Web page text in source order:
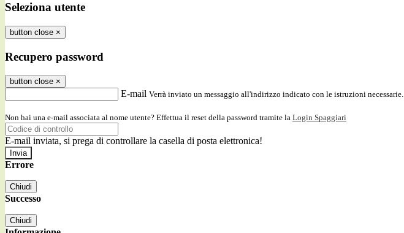
Seleziona utente
button close ×
Recupero password
button close ×
E-mail Verrà inviato un messaggio all'indirizzo indicato con le istruzioni necessarie.
Non hai una e-mail associata al nome utente? Effettua il reset della password tramite la Login Spaggiari
E-mail inviata, si prega di controllare la casella di posta elettronica!
Errore
Chiudi
Successo
Chiudi